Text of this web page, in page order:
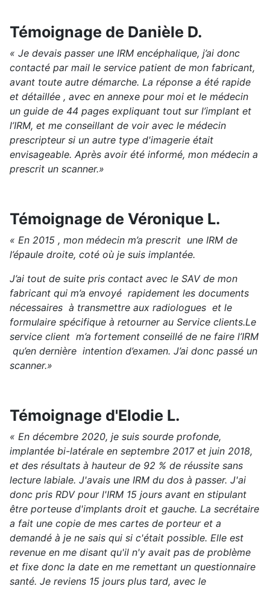
Témoignage de Danièle D.
« Je devais passer une IRM encéphalique, j’ai donc
contacté par mail le service patient de mon fabricant,
avant toute autre démarche. La réponse a été rapide
et détaillée , avec en annexe pour moi et le médecin
un guide de 44 pages expliquant tout sur l’implant et
l’IRM, et me conseillant de voir avec le médecin
prescripteur si un autre type d'imagerie était
envisageable. Après avoir été informé, mon médecin a
prescrit un scanner.»
Témoignage de Véronique L.
« En 2015 , mon médecin m’a prescrit une IRM de
l’épaule droite, coté où je suis implantée.
J’ai tout de suite pris contact avec le SAV de mon
fabricant qui m’a envoyé rapidement les documents
nécessaires à transmettre aux radiologues et le
formulaire spécifique à retourner au Service clients.Le
service client m’a fortement conseillé de ne faire l’IRM
qu’en dernière intention d’examen. J’ai donc passé un
scanner.»
Témoignage d'Elodie L.
« En décembre 2020, je suis sourde profonde,
implantée bi-latérale en septembre 2017 et juin 2018,
et des résultats à hauteur de 92 % de réussite sans
lecture labiale. J'avais une IRM du dos à passer. J'ai
donc pris RDV pour l'IRM 15 jours avant en stipulant
être porteuse d'implants droit et gauche. La secrétaire
a fait une copie de mes cartes de porteur et a
demandé à je ne sais qui si c'était possible. Elle est
revenue en me disant qu'il n'y avait pas de problème
et fixe donc la date en me remettant un questionnaire
santé. Je reviens 15 jours plus tard, avec le